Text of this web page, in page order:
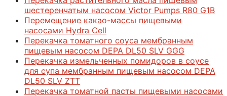
шестеренчатым насосом Victor Pumps R80 G1В
Перемещение какао-массы пищевыми
насосами Hydra Cell
Перекачка томатного соуса мембранным
пищевым насосом DEPA DL50 SLV GGG
Перекачка измельченных помидоров в соусе
для супа мембранным пищевым насосом DEPA
DL50 SLV ZTT
Перекачка томатной пасты пищевыми насосами